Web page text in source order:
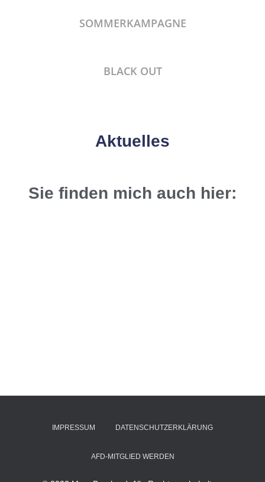
SOMMERKAMPAGNE
BLACK OUT
Aktuelles
Sie finden mich auch hier:
IMPRESSUM DATENSCHUTZERKLÄRUNG
AFD-MITGLIED WERDEN